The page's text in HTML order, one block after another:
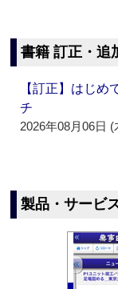
書籍 訂正・追
【訂正】はじ
チ
2026年08月06日 (
製品・サービ